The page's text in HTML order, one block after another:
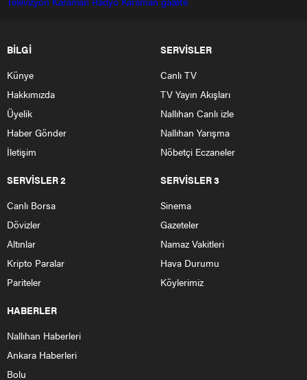
BİLGİ
Künye
Hakkımızda
Üyelik
Haber Gönder
İletişim
SERVİSLER
Canlı TV
TV Yayın Akışları
Nallıhan Canlı izle
Nallıhan Yarışma
Nöbetçi Eczaneler
SERVİSLER 2
Canlı Borsa
Dövizler
Altınlar
Kripto Paralar
Pariteler
SERVİSLER 3
Sinema
Gazeteler
Namaz Vakitleri
Hava Durumu
Köylerimiz
HABERLER
Nallıhan Haberleri
Ankara Haberleri
Bolu